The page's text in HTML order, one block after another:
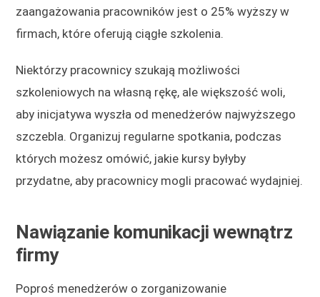
zaangażowania pracowników jest o 25% wyższy w
firmach, które oferują ciągłe szkolenia.
Niektórzy pracownicy szukają możliwości
szkoleniowych na własną rękę, ale większość woli,
aby inicjatywa wyszła od menedżerów najwyższego
szczebla. Organizuj regularne spotkania, podczas
których możesz omówić, jakie kursy byłyby
przydatne, aby pracownicy mogli pracować wydajniej.
Nawiązanie komunikacji wewnątrz
firmy
Poproś menedżerów o zorganizowanie